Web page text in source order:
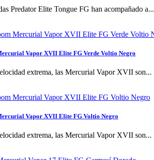
Predator Elite Tongue FG han acompañado a...
Vapor XVII Elite FG Verde Voltio Negro
extrema, las Mercurial Vapor XVII son...
Vapor XVII Elite FG Voltio Negro
extrema, las Mercurial Vapor XVII son...